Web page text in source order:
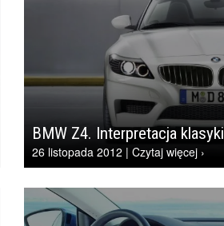
BMW Z4. Interpretacja klasyki
26 listopada 2012 | Czytaj więcej ›